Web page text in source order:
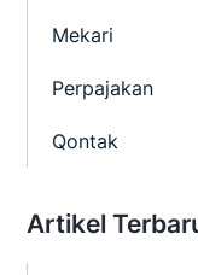
Mekari
Perpajakan
Qontak
Artikel